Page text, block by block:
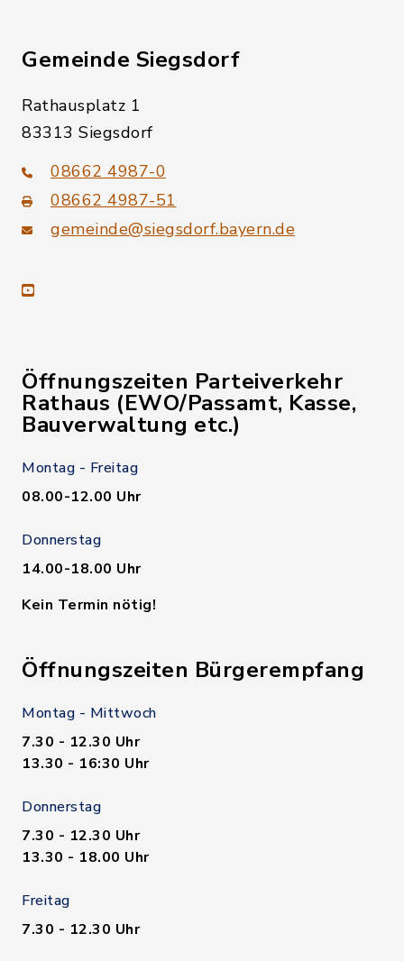
Gemeinde Siegsdorf
Rathausplatz 1
83313 Siegsdorf
08662 4987-0
08662 4987-51
gemeinde@siegsdorf.bayern.de
youtube
Öffnungszeiten Parteiverkehr
Rathaus (EWO/Passamt, Kasse,
Bauverwaltung etc.)
Montag - Freitag
08.00-12.00 Uhr
Donnerstag
14.00-18.00 Uhr
Kein Termin nötig!
Öffnungszeiten Bürgerempfang
Montag - Mittwoch
7.30 - 12.30 Uhr
13.30 - 16:30 Uhr
Donnerstag
7.30 - 12.30 Uhr
13.30 - 18.00 Uhr
Freitag
7.30 - 12.30 Uhr